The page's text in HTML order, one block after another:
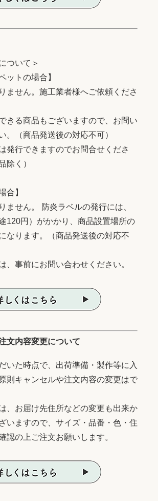
ついて＞
ットの場合】
ません。施工業者様へご依頼くださ
きる商品もございますので、お問い
。（商品発送後の対応不可）
発行できますのでお問合せくださ
除く）
合】
ません。 防炎ラベルの発行には、
120円）がかかり、商品設置場所の
なります。（商品発送後の対応不
、事前にお問い合わせください。
文内容変更について
いた時点で、出荷準備・製作等に入
則キャンセルや注文内容の変更はで
、お届け先住所などの変更も出来か
いますので、サイズ・品番・色・住
認の上ご注文お願いします。